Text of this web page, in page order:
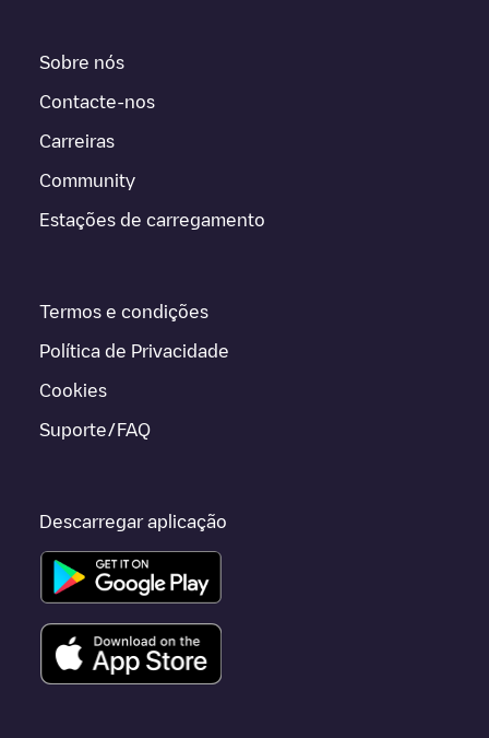
Sobre nós
Contacte-nos
Carreiras
Community
Estações de carregamento
Termos e condições
Política de Privacidade
Cookies
Suporte/FAQ
Descarregar aplicação